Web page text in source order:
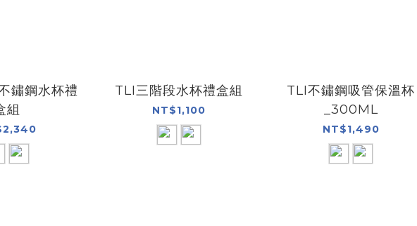
鏽鋼水杯禮
組
TLI三階段水杯禮盒組
NT$1,100
TLI不鏽鋼吸管保溫杯
_300ML
NT$1,490